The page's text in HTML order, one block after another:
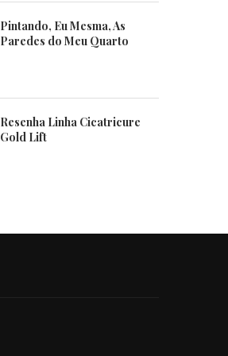
Pintando, Eu Mesma, As
Paredes do Meu Quarto
Resenha Linha Cicatricure
Gold Lift